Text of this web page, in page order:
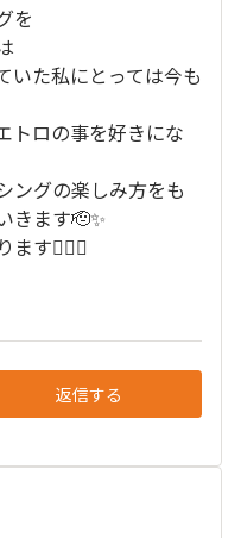
を
いた私にとっては今も
トロの事を好きにな
ングの楽しみ方をも
きます🫡✨
す︎👍🏻✨
返信する